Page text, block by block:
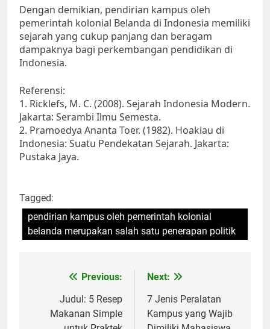
Dengan demikian, pendirian kampus oleh
pemerintah kolonial Belanda di Indonesia memiliki
sejarah yang cukup panjang dan beragam
dampaknya bagi perkembangan pendidikan di
Indonesia.
Referensi:
1. Ricklefs, M. C. (2008). Sejarah Indonesia Modern.
Jakarta: Serambi Ilmu Semesta.
2. Pramoedya Ananta Toer. (1982). Hoakiau di
Indonesia: Suatu Pendekatan Sejarah. Jakarta:
Pustaka Jaya.
Tagged:
pendirian kampus oleh pemerintah kolonial
belanda merupakan salah satu penerapan politik
navigation
Previous:
Judul: 5 Resep
Makanan Simple
Next:
7 Jenis Peralatan
Kampus yang Wajib